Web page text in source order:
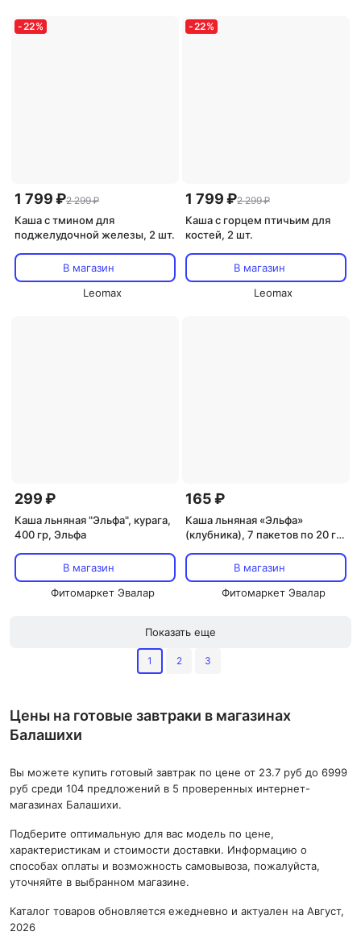
-22%
1 799 ₽2 299 ₽
Каша с тмином для
поджелудочной железы, 2 шт.
В магазин
Leomax
-22%
1 799 ₽2 299 ₽
Каша с горцем птичьим для
костей, 2 шт.
В магазин
Leomax
299 ₽
Каша льняная "Эльфа", курага,
400 гр, Эльфа
В магазин
Фитомаркет Эвалар
165 ₽
Каша льняная «Эльфа»
(клубника), 7 пакетов по 20 гр,
В магазин
Фитомаркет Эвалар
Показать еще
1 2 3
Цены на готовые завтраки в магазинах
Балашихи
Вы можете купить готовый завтрак по цене от 23.7 руб до 6999
руб среди 104 предложений в 5 проверенных интернет-
магазинах Балашихи.
Подберите оптимальную для вас модель по цене,
характеристикам и стоимости доставки. Информацию о
способах оплаты и возможность самовывоза, пожалуйста,
уточняйте в выбранном магазине.
Каталог товаров обновляется ежедневно и актуален на Август,
2026